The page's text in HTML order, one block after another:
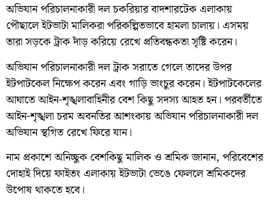
অভিযান পরিচালনাকারী দল চকরিয়ার বাদশারটেক এলাকায়
পৌছালে ইটভাটা মালিকরা পরিকল্পিতভাবে হামলা চালায়। এসময়
তারা সড়কে ট্রাক দাঁড় করিয়ে রেখে প্রতিবন্ধকতা সৃষ্টি করেন।
অভিযান পরিচালনাকারী দল ট্রাক সরাতে গেলে তাদের উপর
ইটপাটকেল নিক্ষেপ করেন এবং গাড়ি ভাংচুর করেন। ইটপাটকেলের
আঘাতে আইন-শৃঙ্খলাবাহিনীর বেশ কিছু সদস্য আহত হন। পরবর্তীতে
আইন-শৃঙ্খলা চরম অবনতির আশংকায় অভিযান পরিচালনাকারী দল
অভিযান স্থগিত রেখে ফিরে যান।
নাম প্রকাশে অনিচ্ছুক বেশকিছু মালিক ও শ্রমিক জানান, পরিবেশের
দোহাই দিয়ে ফাইতং এলাকায় ইটভাটা ভেঙে ফেললে শ্রমিকদের
উপোষ থাকতে হবে।